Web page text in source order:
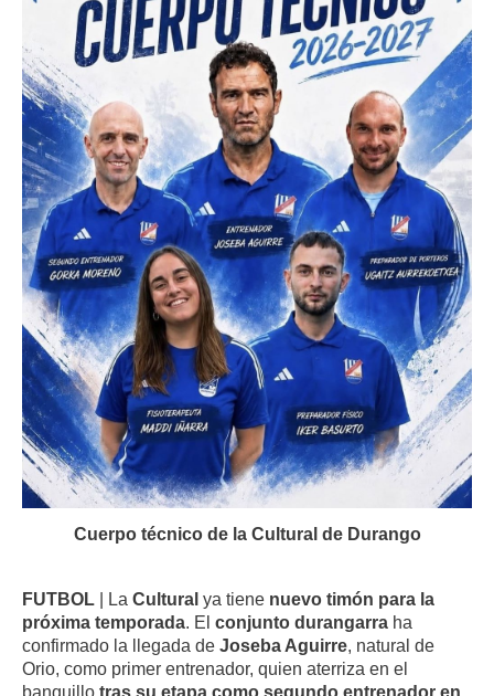
Cuerpo técnico de la Cultural de Durango
FUTBOL | La Cultural ya tiene nuevo timón para la
próxima temporada. El conjunto durangarra ha
confirmado la llegada de Joseba Aguirre, natural de
Orio, como primer entrenador, quien aterriza en el
banquillo tras su etapa como segundo entrenador en